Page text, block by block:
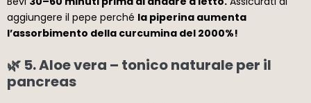
aggiungere il pepe perché la piperina aumenta
l’assorbimento della curcumina del 2000%!
🌿 5. Aloe vera – tonico naturale per il
pancreas